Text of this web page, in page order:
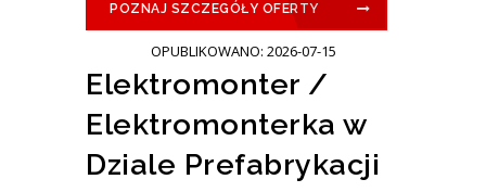
POZNAJ SZCZEGÓŁY OFERTY
OPUBLIKOWANO: 2026-07-15
Elektromonter /
Elektromonterka w
Dziale Prefabrykacji